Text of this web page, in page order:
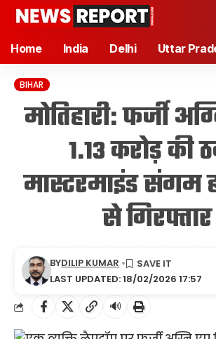
Home India Delhi Uttar
BIHAR
मोतिहारी: फर्जी
1.13 करोड़ की
मास्टरमाइंड संगम
से गिरफ्तार
LAST UPDATED: 18/02/2026 17:57
BYDILIP KUMAR
🔊